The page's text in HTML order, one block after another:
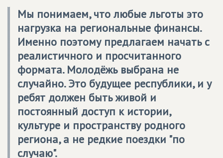
Мы понимаем, что любые льготы это
нагрузка на региональные финансы.
Именно поэтому предлагаем начать с
реалистичного и просчитанного
формата. Молодёжь выбрана не
случайно. Это будущее республики, и у
ребят должен быть живой и
постоянный доступ к истории,
культуре и пространству родного
региона, а не редкие поездки "по
случаю".